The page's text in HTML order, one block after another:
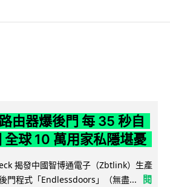
由器爆後門 每 35 秒自
全球 10 萬用家私隱堪憂
揭發中國智博通電子（Zbtlink）生產
門程式「Endlessdoors」（無盡...
閱